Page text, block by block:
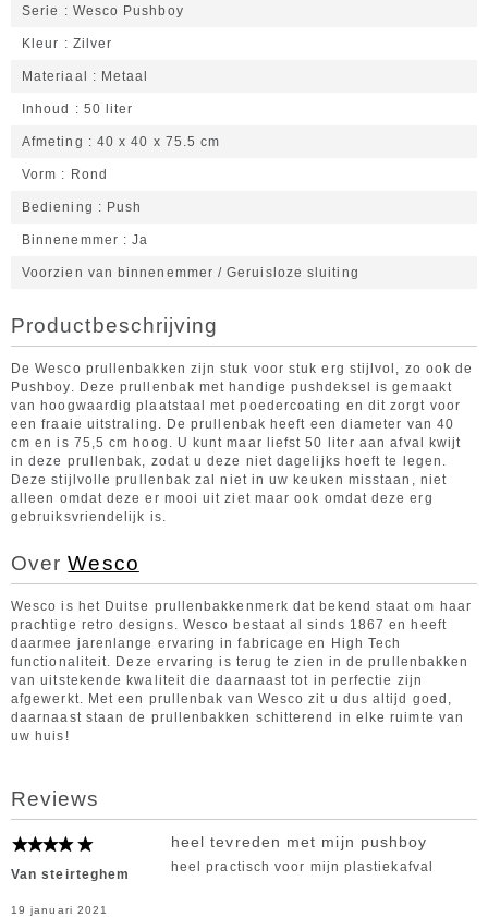
Serie Wesco Pushboy
Kleur Zilver
Materiaal Metaal
Inhoud 50 liter
Afmeting 40 x 40 x 75.5 cm
Vorm Rond
Bediening Push
Binnenemmer Ja
Voorzien van binnenemmer / Geruisloze sluiting
Productbeschrijving
De Wesco prullenbakken zijn stuk voor stuk erg stijlvol, zo ook de
Pushboy. Deze prullenbak met handige pushdeksel is gemaakt
van hoogwaardig plaatstaal met poedercoating en dit zorgt voor
een fraaie uitstraling. De prullenbak heeft een diameter van 40
cm en is 75,5 cm hoog. U kunt maar liefst 50 liter aan afval kwijt
in deze prullenbak, zodat u deze niet dagelijks hoeft te legen.
Deze stijlvolle prullenbak zal niet in uw keuken misstaan, niet
alleen omdat deze er mooi uit ziet maar ook omdat deze erg
gebruiksvriendelijk is.
OverWesco
Wesco is het Duitse prullenbakkenmerk dat bekend staat om haar
prachtige retro designs. Wesco bestaat al sinds 1867 en heeft
daarmee jarenlange ervaring in fabricage en High Tech
functionaliteit. Deze ervaring is terug te zien in de prullenbakken
van uitstekende kwaliteit die daarnaast tot in perfectie zijn
afgewerkt. Met een prullenbak van Wesco zit u dus altijd goed,
daarnaast staan de prullenbakken schitterend in elke ruimte van
uw huis!
Reviews
Van steirteghem
19 januari 2021
heel tevreden met mijn pushboy
heel practisch voor mijn plastiekafval